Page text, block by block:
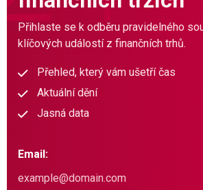
Přihlaste se k odběru pravidelného
klíčových událostí z finančních trhů.
Přehled, který vám ušetří čas
Aktuální dění
Jasná data
Email: